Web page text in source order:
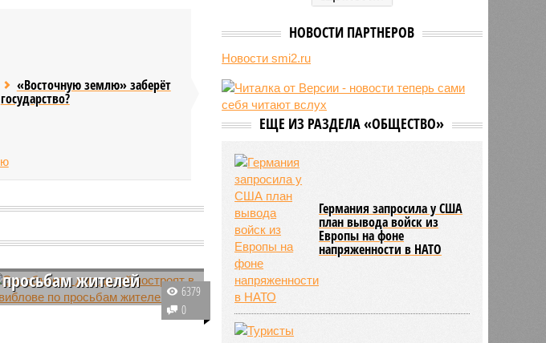
«Восточную землю» заберёт
государство?
Соцобъекты для детей
просьбам жителей
В проект застройки квартала
реновации в 24-м микрорайоне
6379
0
белорусов скупать пустующие
07/08
Девушка объяснила убийство
трёхмесячного сына
увеличение пенсий детям,
потерявшим родителей
07/08
Финляндия захотела использовать
НОВОСТИ ПАРТНЕРОВ
Новости smi2.ru
ЕЩЕ ИЗ РАЗДЕЛА «ОБЩЕСТВО»
Германия запросила у США
план вывода войск из
Европы на фоне
напряженности в НАТО